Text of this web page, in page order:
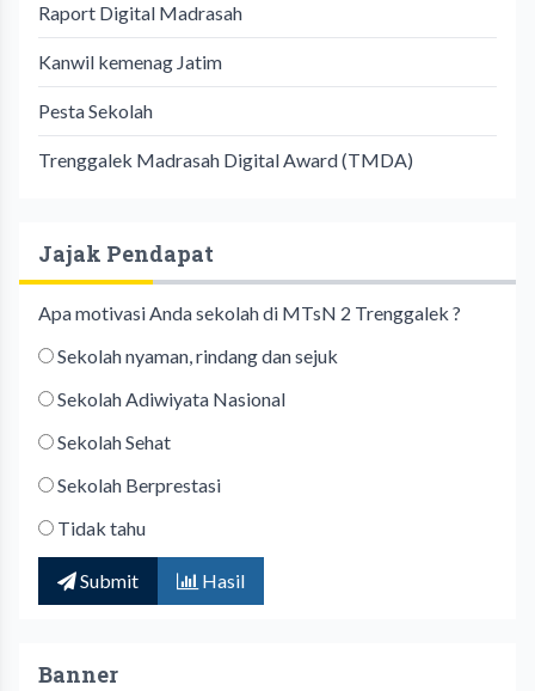
Raport Digital Madrasah
Kanwil kemenag Jatim
Pesta Sekolah
Trenggalek Madrasah Digital Award (TMDA)
Jajak Pendapat
Apa motivasi Anda sekolah di MTsN 2 Trenggalek ?
Sekolah nyaman, rindang dan sejuk
Sekolah Adiwiyata Nasional
Sekolah Sehat
Sekolah Berprestasi
Tidak tahu
Submit Hasil
Banner